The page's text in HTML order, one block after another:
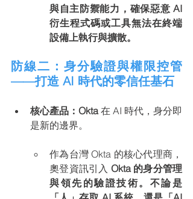
與自主防禦能力，確保惡意 AI
衍生程式碼或工具無法在終端
設備上執行與擴散。
防線二：身分驗證與權限控管
——打造 AI 時代的零信任基石
核心產品：Okta 在 AI 時代，身分即
是新的邊界。
作為台灣 Okta 的核心代理商，
奧登資訊引入 Okta 的身分管理
與領先的驗證技術。不論是